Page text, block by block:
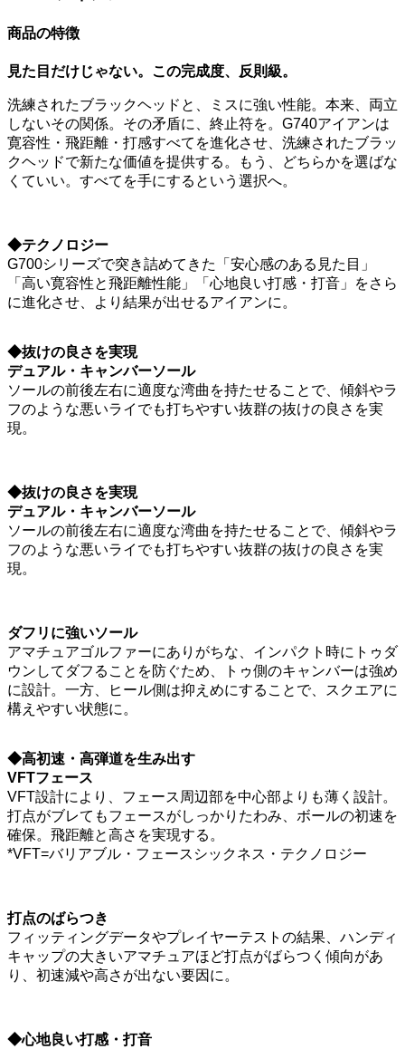
商品の特徴
見た目だけじゃない。この完成度、反則級。
洗練されたブラックヘッドと、ミスに強い性能。本来、両立
しないその関係。その矛盾に、終止符を。G740アイアンは
寛容性・飛距離・打感すべてを進化させ、洗練されたブラッ
クヘッドで新たな価値を提供する。もう、どちらかを選ばな
くていい。すべてを手にするという選択へ。
◆テクノロジー
G700シリーズで突き詰めてきた「安心感のある見た目」
「高い寛容性と飛距離性能」「心地良い打感・打音」をさら
に進化させ、より結果が出せるアイアンに。
◆抜けの良さを実現
デュアル・キャンバーソール
ソールの前後左右に適度な湾曲を持たせることで、傾斜やラ
フのような悪いライでも打ちやすい抜群の抜けの良さを実
現。
◆抜けの良さを実現
デュアル・キャンバーソール
ソールの前後左右に適度な湾曲を持たせることで、傾斜やラ
フのような悪いライでも打ちやすい抜群の抜けの良さを実
現。
ダフリに強いソール
アマチュアゴルファーにありがちな、インパクト時にトゥダ
ウンしてダフることを防ぐため、トゥ側のキャンバーは強め
に設計。一方、ヒール側は抑えめにすることで、スクエアに
構えやすい状態に。
◆高初速・高弾道を生み出す
VFTフェース
VFT設計により、フェース周辺部を中心部よりも薄く設計。
打点がブレてもフェースがしっかりたわみ、ボールの初速を
確保。飛距離と高さを実現する。
*VFT=バリアブル・フェースシックネス・テクノロジー
打点のばらつき
フィッティングデータやプレイヤーテストの結果、ハンディ
キャップの大きいアマチュアほど打点がばらつく傾向があ
り、初速減や高さが出ない要因に。
◆心地良い打感・打音